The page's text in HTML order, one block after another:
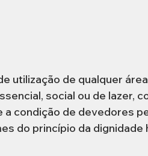
utilização de qualquer
social ou de lazer,
condição de devedores
do princípio da dignidade